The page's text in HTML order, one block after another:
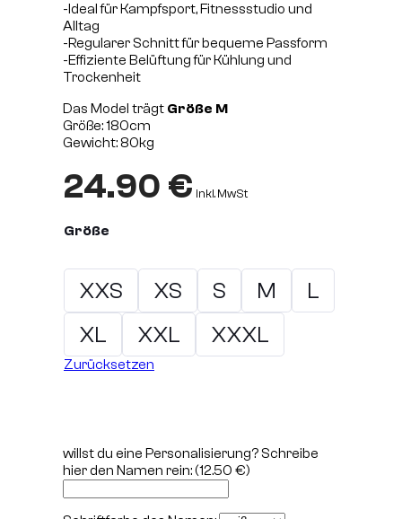
-Ideal für Kampfsport, Fitnessstudio und
Alltag
-Regularer Schnitt für bequeme Passform
-Effiziente Belüftung für Kühlung und
Trockenheit
Das Model trägt Größe M
Größe: 180cm
Gewicht: 80kg
24.90 € inkl. MwSt
Größe
XXS XS S M
L
XL
XXL XXXL
Zurücksetzen
willst du eine Personalisierung? Schreibe
hier den Namen rein:(12.50 €)